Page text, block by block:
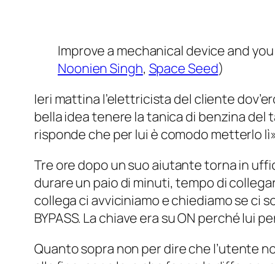
Improve a mechanical device and
Noonien Singh, Space Seed)
Ieri mattina l’elettricista del cliente
bella idea tenere la tanica di benzina del
risponde che per lui è comodo metterlo
Tre ore dopo un suo aiutante torna in
durare un paio di minuti, tempo di
collega ci avviciniamo e chiediamo se ci
BYPASS. La chiave era su ON perché lui
Quanto sopra non per dire che l’utente